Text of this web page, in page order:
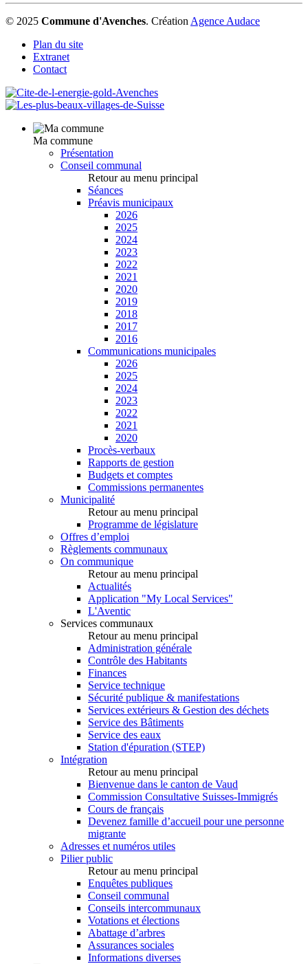
© 2025 Commune d'Avenches. Création Agence Audace
Plan du site
Extranet
Contact
Ma commune
Présentation
Conseil communal
Retour au menu principal
Séances
Préavis municipaux
2026
2025
2024
2023
2022
2021
2020
2019
2018
2017
2016
Communications municipales
2026
2025
2024
2023
2022
2021
2020
Procès-verbaux
Rapports de gestion
Budgets et comptes
Commissions permanentes
Municipalité
Retour au menu principal
Programme de législature
Offres d’emploi
Règlements communaux
On communique
Retour au menu principal
Actualités
Application "My Local Services"
L'Aventic
Services communaux
Retour au menu principal
Administration générale
Contrôle des Habitants
Finances
Service technique
Sécurité publique & manifestations
Services extérieurs & Gestion des déchets
Service des Bâtiments
Service des eaux
Station d'épuration (STEP)
Intégration
Retour au menu principal
Bienvenue dans le canton de Vaud
Commission Consultative Suisses-Immigrés
Cours de français
Devenez famille d’accueil pour une personne
migrante
Adresses et numéros utiles
Pilier public
Retour au menu principal
Enquêtes publiques
Conseil communal
Conseils intercommunaux
Votations et élections
Abattage d’arbres
Assurances sociales
Informations diverses